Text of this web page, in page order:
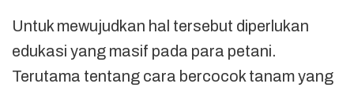
Untuk mewujudkan hal tersebut diperlukan
edukasi yang masif pada para petani.
Terutama tentang cara bercocok tanam yang